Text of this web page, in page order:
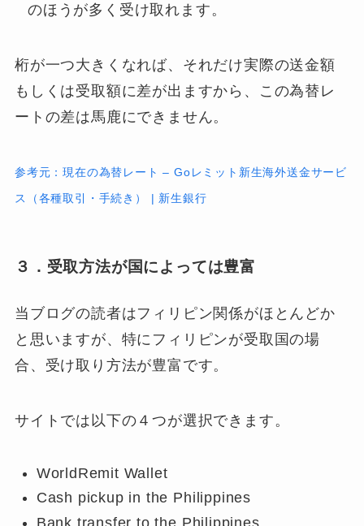
のほうが多く受け取れます。
桁が一つ大きくなれば、それだけ実際の送金額
もしくは受取額に差が出ますから、この為替レ
ートの差は馬鹿にできません。
参考元：現在の為替レート – Goレミット新生海外送金サービ
ス（各種取引・手続き） | 新生銀行
３．受取方法が国によっては豊富
当ブログの読者はフィリピン関係がほとんどか
と思いますが、 特にフィリピンが受取国の場
合、受け取り方法が豊富です。
サイトでは以下の４つが選択できます。
WorldRemit Wallet
Cash pickup in the Philippines
Bank transfer to the Philippines